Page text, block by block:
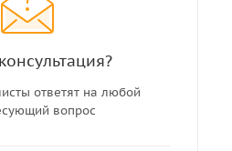
ответят на любой
вопрос